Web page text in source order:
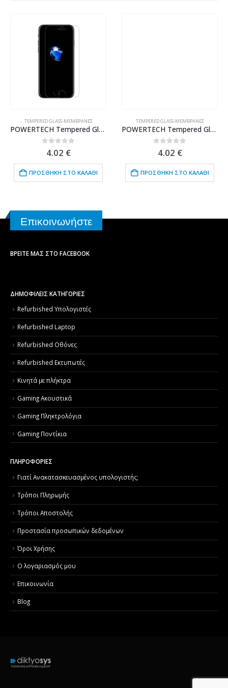
TEMPERED GLASS-ΜΕΜΒΡΆΝΕΣ
POWERTECH Tempered Glass 9H (0.33MM) TGC-0054, για iPhone 7 Plus
out of 5
4.02 €
ΠΡΟΣΘΉΚΗ ΣΤΟ ΚΑΛΆΘΙ
TEMPERED GLASS-ΜΕΜΒΡΆΝΕΣ
POWERTECH Tempered Glass 9H(0.33MM) για Samsung A6 Plus 2018 (SM-A605)
out of 5
4.02 €
ΠΡΟΣΘΉΚΗ ΣΤΟ ΚΑΛΆΘΙ
Επικοινωνήστε
ΒΡΕΊΤΕ ΜΑΣ ΣΤΟ FACEBOOK
ΔΗΜΟΦΙΛΕΙΣ ΚΑΤΗΓΟΡΙΕΣ
Refurbished Υπολογιστές
Refurbished Laptop
Refurbished Οθόνες
Refurbished Εκτυπωτές
Κινητά με πλήκτρα
Gaming Ακουστικά
Gaming Πληκτρολόγια
Gaming Ποντίκια
ΠΛΗΡΟΦΟΡΙΕΣ
Γιατί Aνακατασκευασμένος υπολογιστής;
Τρόποι Πληρωμής
Τρόποι Αποστολής
Προστασία προσωπικών δεδομένων
Όροι Χρήσης
Ο λογαριασμός μου
Επικοινωνία
Blog